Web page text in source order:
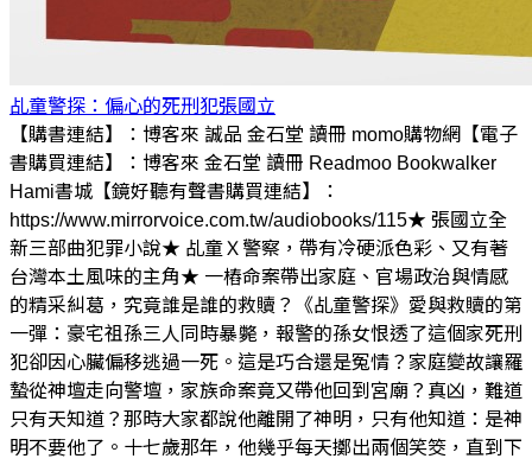
乩童警探：偏心的死刑犯張國立
【購書連結】：博客來 誠品 金石堂 讀冊 momo購物網【電子
書購買連結】：博客來 金石堂 讀冊 Readmoo Bookwalker
Hami書城【鏡好聽有聲書購買連結】：
https://www.mirrorvoice.com.tw/audiobooks/115★ 張國立全
新三部曲犯罪小說★ 乩童Ｘ警察，帶有冷硬派色彩、又有著
台灣本土風味的主角★ 一樁命案帶出家庭、官場政治與情感
的精采糾葛，究竟誰是誰的救贖？《乩童警探》愛與救贖的第
一彈：豪宅祖孫三人同時暴斃，報警的孫女恨透了這個家死刑
犯卻因心臟偏移逃過一死。這是巧合還是冤情？家庭變故讓羅
蟄從神壇走向警壇，家族命案竟又帶他回到宮廟？真凶，難道
只有天知道？那時大家都說他離開了神明，只有他知道：是神
明不要他了。十七歲那年，他幾乎每天擲出兩個笑筊，直到下